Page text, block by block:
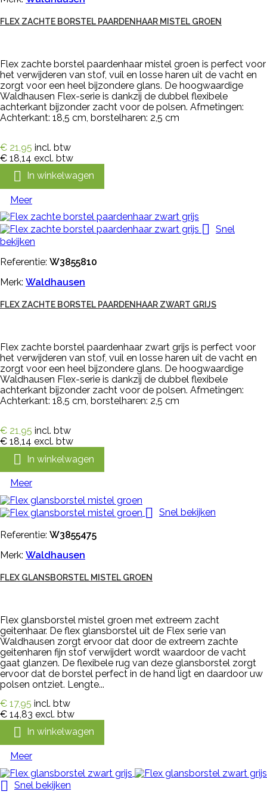
FLEX ZACHTE BORSTEL PAARDENHAAR MISTEL GROEN
Flex zachte borstel paardenhaar mistel groen is perfect voor
het verwijderen van stof, vuil en losse haren uit de vacht en
zorgt voor een heel bijzondere glans. De hoogwaardige
Waldhausen Flex-serie is dankzij de dubbel flexibele
achterkant bijzonder zacht voor de polsen. Afmetingen:
Achterkant: 18,5 cm, borstelharen: 2,5 cm
€ 21,95 incl. btw
€ 18,14 excl. btw
 In winkelwagen
Meer

Snel
bekijken
Referentie: W3855810
Merk: Waldhausen
FLEX ZACHTE BORSTEL PAARDENHAAR ZWART GRIJS
Flex zachte borstel paardenhaar zwart grijs is perfect voor
het verwijderen van stof, vuil en losse haren uit de vacht en
zorgt voor een heel bijzondere glans. De hoogwaardige
Waldhausen Flex-serie is dankzij de dubbel flexibele
achterkant bijzonder zacht voor de polsen. Afmetingen:
Achterkant: 18,5 cm, borstelharen: 2,5 cm
€ 21,95 incl. btw
€ 18,14 excl. btw
 In winkelwagen
Meer

Snel bekijken
Referentie: W3855475
Merk: Waldhausen
FLEX GLANSBORSTEL MISTEL GROEN
Flex glansborstel mistel groen met extreem zacht
geitenhaar. De flex glansborstel uit de Flex serie van
Waldhausen zorgt ervoor dat door de extreem zachte
geitenharen fijn stof verwijdert wordt waardoor de vacht
gaat glanzen. De flexibele rug van deze glansborstel zorgt
ervoor dat de borstel perfect in de hand ligt en daardoor uw
polsen ontziet. Lengte...
€ 17,95 incl. btw
€ 14,83 excl. btw
 In winkelwagen
Meer
 Snel bekijken